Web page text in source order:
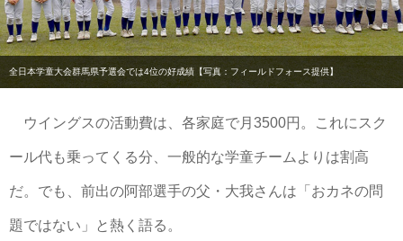
全日本学童大会群馬県予選会では4位の好成績【写真：フィールドフォース提供】
ウイングスの活動費は、各家庭で月3500円。これにスク
ール代も乗ってくる分、一般的な学童チームよりは割高
だ。でも、前出の阿部選手の父・大我さんは「おカネの問
題ではない」と熱く語る。